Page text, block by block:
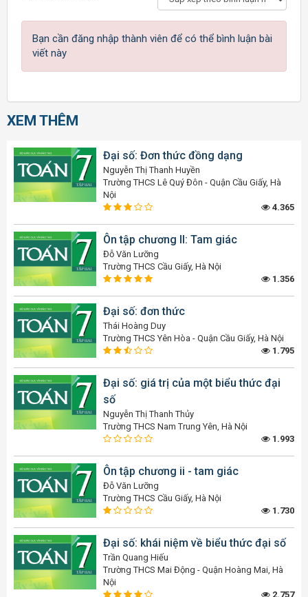
Bạn cần đăng nhập thành viên để có thể bình luận bài
viết này
XEM THÊM
Đại số: Đơn thức đồng dạng
Nguyễn Thị Thanh Huyền
Trường THCS Lê Quý Đôn - Quận Cầu Giấy, Hà
Nội
4.365
Ôn tập chương II: Tam giác
Đỗ Văn Lưỡng
Trường THCS Cầu Giấy, Hà Nội
1.356
Đại số: đơn thức
Thái Hoàng Duy
Trường THCS Yên Hòa - Quận Cầu Giấy, Hà Nội
1.795
Đại số: giá trị của một biểu thức đại
số
Nguyễn Thị Thanh Thủy
Trường THCS Nam Trung Yên, Hà Nội
1.993
Ôn tập chương ii - tam giác
Đỗ Văn Lưỡng
Trường THCS Cầu Giấy, Hà Nội
1.730
Đại số: khái niệm về biểu thức đại số
Trần Quang Hiếu
Trường THCS Mai Động - Quận Hoàng Mai, Hà
Nội
2.757